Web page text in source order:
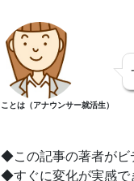
ことは（アナウンサー就活生）
◆この記事の著者がビ
◆すぐに変化が実感で